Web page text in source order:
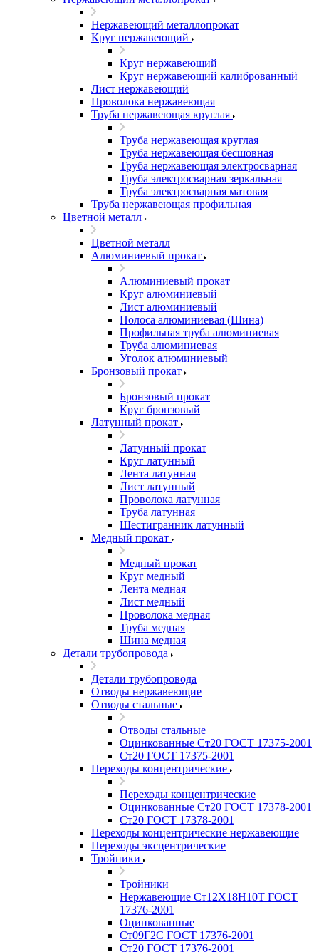
Нержавеющий металлопрокат
Круг нержавеющий
Круг нержавеющий
Круг нержавеющий калиброванный
Лист нержавеющий
Проволока нержавеющая
Труба нержавеющая круглая
Труба нержавеющая круглая
Труба нержавеющая бесшовная
Труба нержавеющая электросварная
Труба электросварная зеркальная
Труба электросварная матовая
Труба нержавеющая профильная
Цветной металл
Цветной металл
Алюминиевый прокат
Алюминиевый прокат
Круг алюминиевый
Лист алюминиевый
Полоса алюминиевая (Шина)
Профильная труба алюминиевая
Труба алюминиевая
Уголок алюминиевый
Бронзовый прокат
Бронзовый прокат
Круг бронзовый
Латунный прокат
Латунный прокат
Круг латунный
Лента латунная
Лист латунный
Проволока латунная
Труба латунная
Шестигранник латунный
Медный прокат
Медный прокат
Круг медный
Лента медная
Лист медный
Проволока медная
Труба медная
Шина медная
Детали трубопровода
Детали трубопровода
Отводы нержавеющие
Отводы стальные
Отводы стальные
Оцинкованные Ст20 ГОСТ 17375-2001
Ст20 ГОСТ 17375-2001
Переходы концентрические
Переходы концентрические
Оцинкованные Ст20 ГОСТ 17378-2001
Ст20 ГОСТ 17378-2001
Переходы концентрические нержавеющие
Переходы эксцентрические
Тройники
Тройники
Нержавеющие Ст12Х18Н10Т ГОСТ
17376-2001
Оцинкованные
Ст09Г2С ГОСТ 17376-2001
Ст20 ГОСТ 17376-2001